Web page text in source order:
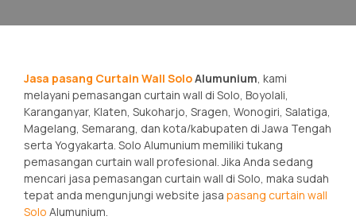
Jasa pasang Curtain Wall SoloAlumunium , kami
melayani pemasangan curtain wall di Solo, Boyolali,
Karanganyar, Klaten, Sukoharjo, Sragen, Wonogiri, Salatiga,
Magelang, Semarang, dan kota/kabupaten di Jawa Tengah
serta Yogyakarta. Solo Alumunium memiliki tukang
pemasangan curtain wall profesional. Jika Anda sedang
mencari jasa pemasangan curtain wall di Solo, maka sudah
tepat anda mengunjungi website jasa pasang curtain wall
Solo Alumunium.